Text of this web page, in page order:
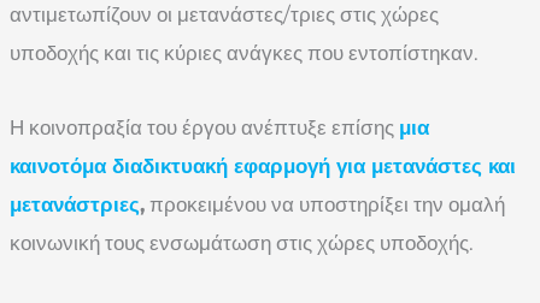
αντιμετωπίζουν οι μετανάστες/τριες στις χώρες
υποδοχής και τις κύριες ανάγκες που εντοπίστηκαν.
Η κοινοπραξία του έργου ανέπτυξε επίσης μια
καινοτόμα διαδικτυακή εφαρμογή για μετανάστες και
μετανάστριες, προκειμένου να υποστηρίξει την ομαλή
κοινωνική τους ενσωμάτωση στις χώρες υποδοχής.